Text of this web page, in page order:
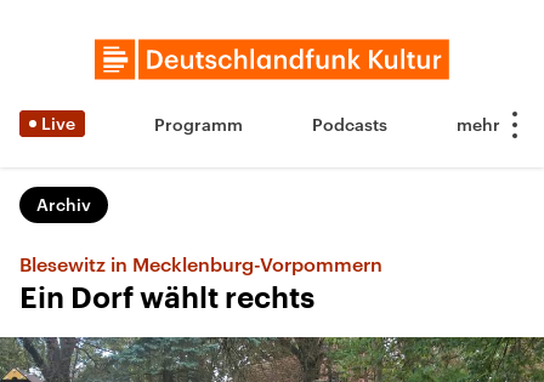
Live Programm Podcasts
Archiv
Blesewitz in Mecklenburg-Vorpommern
Ein Dorf wählt rechts